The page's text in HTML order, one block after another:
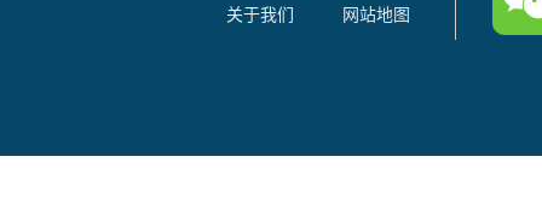
关于我们
网站地图